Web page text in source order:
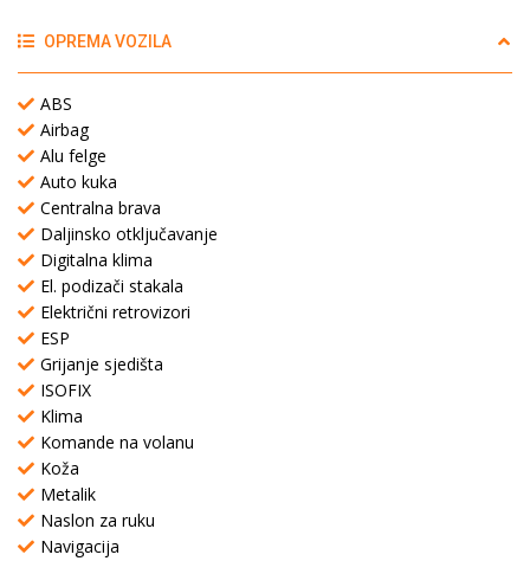
OPREMA VOZILA
ABS
Airbag
Alu felge
Auto kuka
Centralna brava
Daljinsko otključavanje
Digitalna klima
El. podizači stakala
Električni retrovizori
ESP
Grijanje sjedišta
ISOFIX
Klima
Komande na volanu
Koža
Metalik
Naslon za ruku
Navigacija